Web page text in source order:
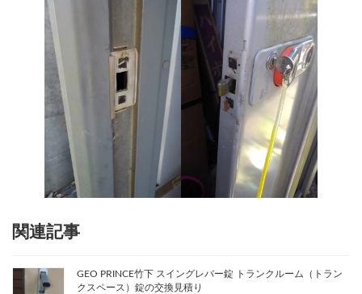
関連記事
GEO PRINCE竹下 スイングレバー錠 トランクルーム（トラン
クスペース）錠の交換見積り